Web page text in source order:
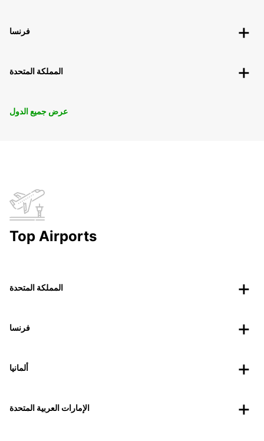
فرنسا
المملكة المتحدة
عرض جميع الدول
Top Airports
المملكة المتحدة
فرنسا
ألمانيا
الإمارات العربية المتحدة